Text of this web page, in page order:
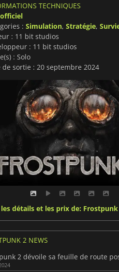
TECHNIQUES
: Simulation, Stratégie,
: 11 bit studios
: 11 bit studios
: Solo
de sortie : 20 septembre 2024
détails et les prix de: Frostpunk
2 NEWS